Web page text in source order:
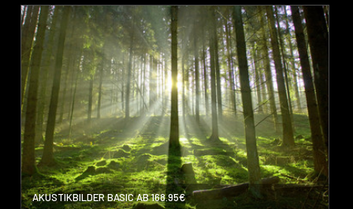
AKUSTIKBILDER BASIC AB 168.95€